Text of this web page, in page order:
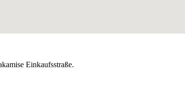
Einkaufsstraße.